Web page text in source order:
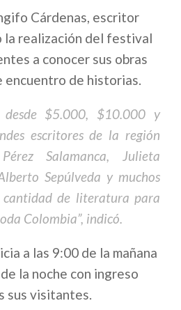
Cárdenas, escritor
la realización del festival
a conocer sus obras
de historias.
desde $5.000, $10.000 y
escritores de la región
Salamanca, Julieta
Sepúlveda y muchos
cantidad de literatura para
Colombia”, indicó.
a las 9:00 de la mañana
la noche con ingreso
sus visitantes.